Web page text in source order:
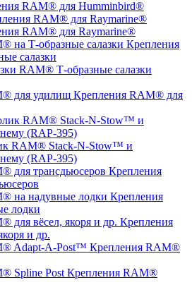
RAM® для Humminbird®
RAM® для Raymarine®
Крепления
салазки
Т-образные салазки
Крепления RAM® для
RAM® Stack-N-Stow™ и
(RAP-395)
Крепления
Крепления
лодки
Крепления
и др.
Крепления RAM®
Крепления RAM®